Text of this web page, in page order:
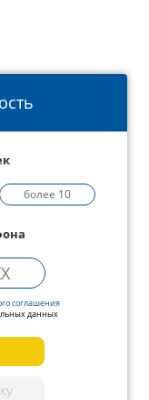
более 10
соглашения
данных